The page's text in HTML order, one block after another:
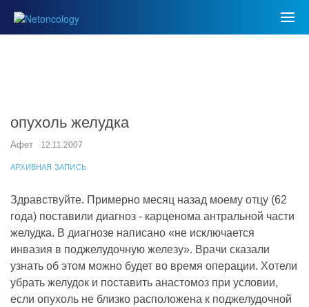
опухоль желудка
Афет 12.11.2007
АРХИВНАЯ ЗАПИСЬ
Здравствуйте. Примерно месяц назад моему отцу (62
года) поставили диагноз - карценома антральной части
желудка. В диагнозе написано «не исключается
инвазия в поджелудочную железу». Врачи сказали
узнать об этом можно будет во время операции. Хотели
убрать желудок и поставить анастомоз при условии,
если опухоль не близко расположена к поджелудочной